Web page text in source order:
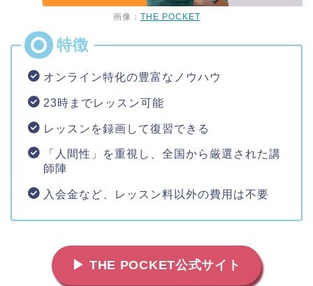
画像： THE POCKET
オンライン特化の豊富なノウハウ
23時までレッスン可能
レッスンを録画して復習できる
「人間性」を重視し、全国から厳選された講
師陣
入会金など、レッスン料以外の費用は不要
▶ THE POCKET公式サイト